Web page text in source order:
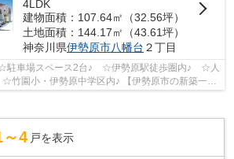
4LDK
建物面積：107.64㎡（32.56坪）
土地面積：144.17㎡（43.61坪）
神奈川県伊勢原市八幡台 ２丁目
☆駐車場スペース2台♪ ☆伊勢原駅徒歩圏内♪ ☆人
竹園小・伊勢原中学区内♪ 【伊勢原市の新築一戸
～4 戸を表示